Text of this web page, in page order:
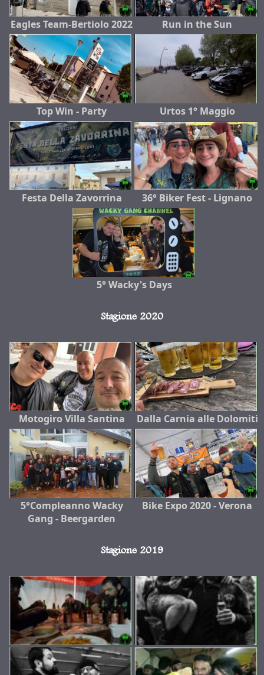
Eagles Team-Bertiolo 2022 Run in the Sun
Top Win - Party Urtos 1° Maggio
Festa Della Zavorrina 36° Biker Fest - Lignano
5° Wacky's Days
Stagione 2020
Motogiro Villa Santina Dalla Carnia alle Dolomiti
5°Compleanno Wacky
Gang - Beergarden
Bike Expo 2020 - Verona
Stagione 2019